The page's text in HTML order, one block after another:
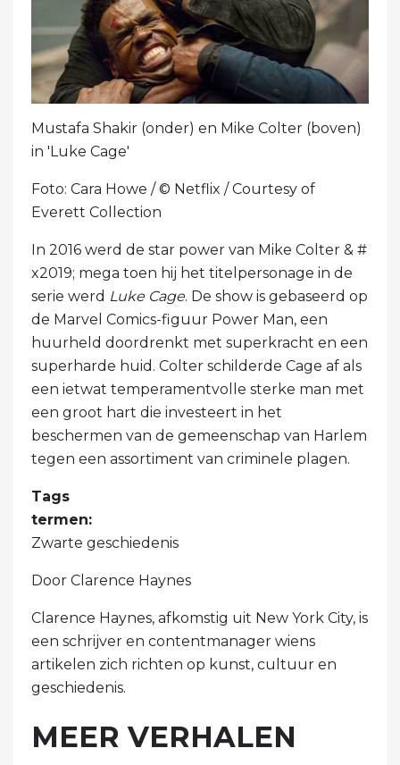
Mustafa Shakir (onder) en Mike Colter (boven)
in 'Luke Cage'
Foto: Cara Howe / © Netflix / Courtesy of
Everett Collection
In 2016 werd de star power van Mike Colter & #
x2019; mega toen hij het titelpersonage in de
serie werd Luke Cage. De show is gebaseerd op
de Marvel Comics-figuur Power Man, een
huurheld doordrenkt met superkracht en een
superharde huid. Colter schilderde Cage af als
een ietwat temperamentvolle sterke man met
een groot hart die investeert in het
beschermen van de gemeenschap van Harlem
tegen een assortiment van criminele plagen.
Tags
termen:
Zwarte geschiedenis
Door Clarence Haynes
Clarence Haynes, afkomstig uit New York City, is
een schrijver en contentmanager wiens
artikelen zich richten op kunst, cultuur en
geschiedenis.
MEER VERHALEN